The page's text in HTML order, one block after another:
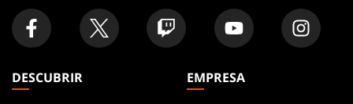
DESCUBRIR
EMPRESA